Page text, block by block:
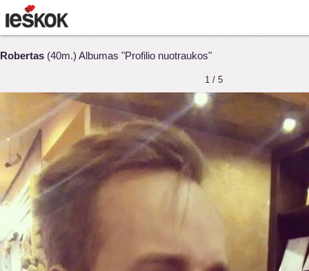
Robertas (40m.) Albumas "Profilio nuotraukos"
1 / 5